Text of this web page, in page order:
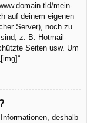
mein-
auf deinem eigenen
Server), noch zu
z. B. Hotmail-
Seiten usw. Um
deshalb